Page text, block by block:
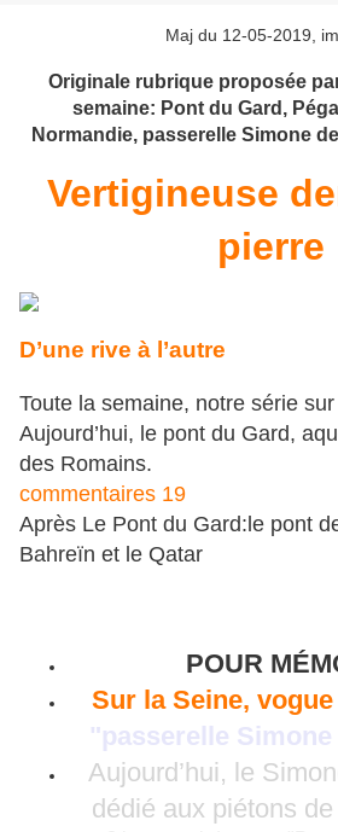
Maj du 12-05-2019,
Originale rubrique proposée
semaine: Pont du Gard,
Normandie, passerelle Simone
Vertigineuse
pierre
D’une rive à l’autre
Toute la semaine, notre série
Aujourd’hui, le pont du Gard,
des Romains.
commentaires 19
Après Le Pont du Gard:le pont
Bahreïn et le Qatar
POUR
Sur la Seine,
"passerelle
Aujourd’hui, le
dédié aux piétons de